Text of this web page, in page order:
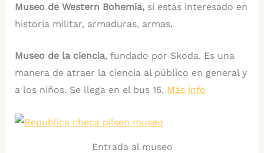
Museo de Western Bohemia, si estás interesado en
historia militar, armaduras, armas,
Museo de la ciencia, fundado por Skoda. Es una
manera de atraer la ciencia al público en general y
a los niños. Se llega en el bus 15. Más info
Entrada al museo